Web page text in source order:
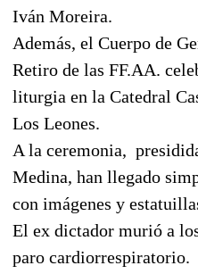
Iván Moreira.
Además, el Cuerpo de
Retiro de las FF.AA.
liturgia en la Catedral
Los Leones.
A la ceremonia,
Medina, han llegado
con imágenes y
El ex dictador murió a
paro cardiorrespiratorio.